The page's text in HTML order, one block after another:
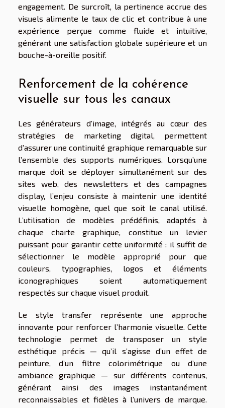
engagement. De surcroît, la pertinence accrue des
visuels alimente le taux de clic et contribue à une
expérience perçue comme fluide et intuitive,
générant une satisfaction globale supérieure et un
bouche-à-oreille positif.
Renforcement de la cohérence
visuelle sur tous les canaux
Les générateurs d’image, intégrés au cœur des
stratégies de marketing digital, permettent
d’assurer une continuité graphique remarquable sur
l’ensemble des supports numériques. Lorsqu’une
marque doit se déployer simultanément sur des
sites web, des newsletters et des campagnes
display, l’enjeu consiste à maintenir une identité
visuelle homogène, quel que soit le canal utilisé.
L’utilisation de modèles prédéfinis, adaptés à
chaque charte graphique, constitue un levier
puissant pour garantir cette uniformité : il suffit de
sélectionner le modèle approprié pour que
couleurs, typographies, logos et éléments
iconographiques soient automatiquement
respectés sur chaque visuel produit.
Le style transfer représente une approche
innovante pour renforcer l’harmonie visuelle. Cette
technologie permet de transposer un style
esthétique précis — qu’il s’agisse d’un effet de
peinture, d’un filtre colorimétrique ou d’une
ambiance graphique — sur différents contenus,
générant ainsi des images instantanément
reconnaissables et fidèles à l’univers de marque.